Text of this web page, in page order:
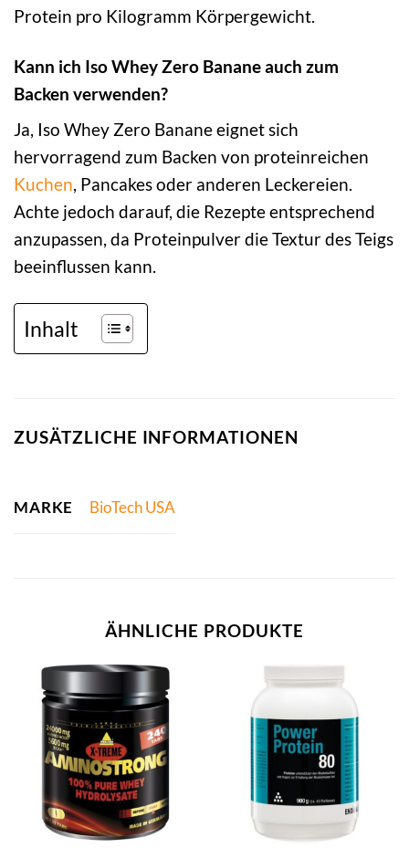
Protein pro Kilogramm Körpergewicht.
Kann ich Iso Whey Zero Banane auch zum
Backen verwenden?
Ja, Iso Whey Zero Banane eignet sich
hervorragend zum Backen von proteinreichen
Kuchen, Pancakes oder anderen Leckereien.
Achte jedoch darauf, die Rezepte entsprechend
anzupassen, da Proteinpulver die Textur des Teigs
beeinflussen kann.
Inhalt
ZUSÄTZLICHE INFORMATIONEN
MARKE BioTech USA
ÄHNLICHE PRODUKTE